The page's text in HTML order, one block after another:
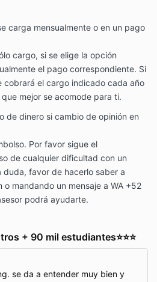
carga mensualmente o en un pago
cargo, si se elige la opción
el pago correspondiente. Si
cobrará el cargo indicado cada año
mejor se acomode para ti.
de dinero si cambio de opinión en
Por favor sigue el
de cualquier dificultad con un
duda, favor de hacerlo saber a
o mandando un mensaje a WA +52
podrá ayudarte.
+ 90 mil estudiantes⭐⭐⭐
se da a entender muy bien y